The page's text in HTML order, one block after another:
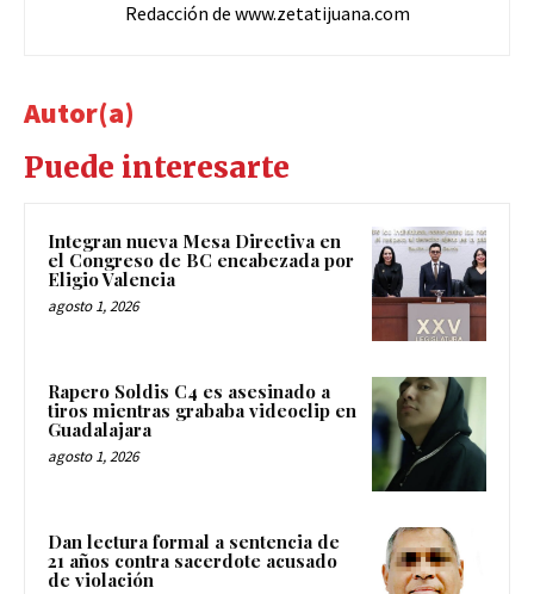
Redacción de www.zetatijuana.com
Autor(a)
Puede interesarte
Integran nueva Mesa Directiva en
el Congreso de BC encabezada por
Eligio Valencia
agosto 1, 2026
Rapero Soldis C4 es asesinado a
tiros mientras grababa videoclip en
Guadalajara
agosto 1, 2026
Dan lectura formal a sentencia de
21 años contra sacerdote acusado
de violación